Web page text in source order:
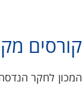
קורסים
המכון לחקר